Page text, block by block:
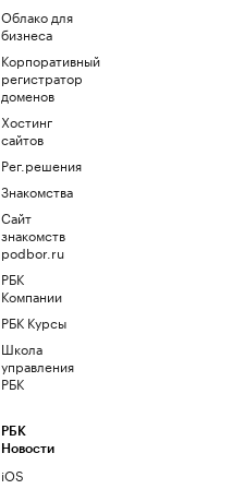
Облако для
бизнеса
Корпоративный
регистратор
доменов
Хостинг
сайтов
Рег.решения
Знакомства
Сайт
знакомств
podbor.ru
РБК
Компании
РБК Курсы
Школа
управления
РБК
РБК
Новости
iOS